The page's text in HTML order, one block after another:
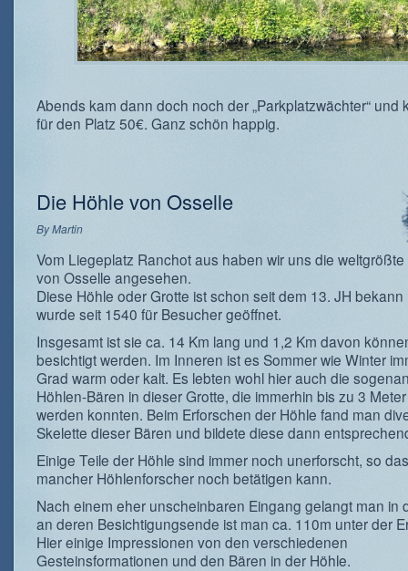
Abends kam dann doch noch der „Parkplatzwächter“ und
für den Platz 50€. Ganz schön happig.
Die Höhle von Osselle
ByMartin
Vom Liegeplatz Ranchot aus haben wir uns die weltgrößte
von Osselle angesehen.
Diese Höhle oder Grotte ist schon seit dem 13. JH bekann
wurde seit 1540 für Besucher geöffnet.
Insgesamt ist sie ca. 14 Km lang und 1,2 Km davon
besichtigt werden. Im Inneren ist es Sommer wie Winter
Grad warm oder kalt. Es lebten wohl hier auch die
Höhlen-Bären in dieser Grotte, die immerhin bis zu 3
werden konnten. Beim Erforschen der Höhle fand man
Skelette dieser Bären und bildete diese dann
Einige Teile der Höhle sind immer noch unerforscht, so
mancher Höhlenforscher noch betätigen kann.
Nach einem eher unscheinbaren Eingang gelangt man in
an deren Besichtigungsende ist man ca. 110m unter der
Hier einige Impressionen von den verschiedenen
Gesteinsformationen und den Bären in der Höhle.